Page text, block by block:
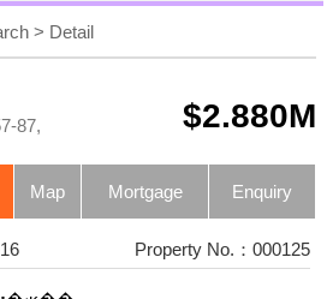
> Detail
87,
$2.880M
Map Mortgage Enquiry
Property No.：000125